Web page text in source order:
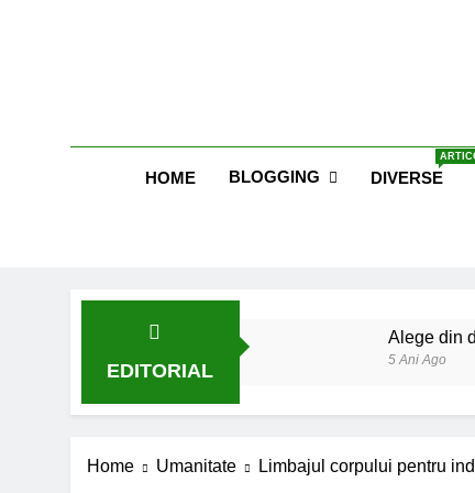
Blog
HOME BLOGGING DIVERSE
EDITORIAL
Alege din
5 Ani Ago
6 Ani Ago
6 Ani Ago
Home Umanitate Limbajul corpului pentru